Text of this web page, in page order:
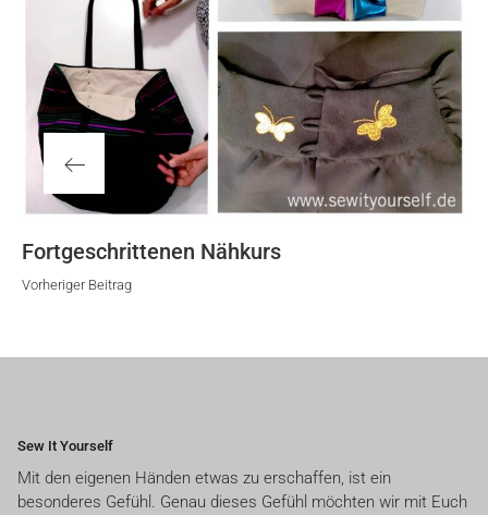
Vorheriger
Beitrag
Fortgeschrittenen Nähkurs
Vorheriger Beitrag
Sew It Yourself
Mit den eigenen Händen etwas zu erschaffen, ist ein
besonderes Gefühl. Genau dieses Gefühl möchten wir mit Euch